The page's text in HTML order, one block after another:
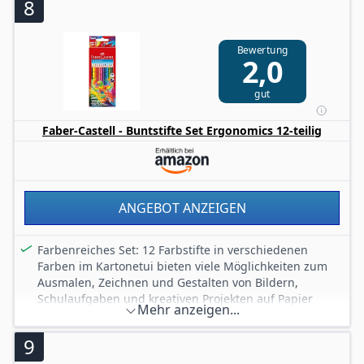
8
Bewertung
2,0
gut
Faber-Castell - Buntstifte Set Ergonomics 12-teilig
ANGEBOT ANZEIGEN
Farbenreiches Set: 12 Farbstifte in verschiedenen
Farben im Kartonetui bieten viele Möglichkeiten zum
Ausmalen, Zeichnen und Gestalten von Bildern,
Schulaufgaben und kreativen Projekten auf Papier
Leuchtende Farben: Die weiche Mine bringt klare und
gut sichtbare Farben auf das Papier und ermöglicht
Mehr anzeigen...
9